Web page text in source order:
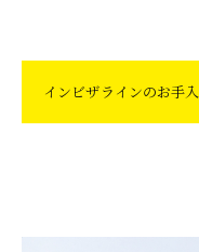
インビザラインのお手